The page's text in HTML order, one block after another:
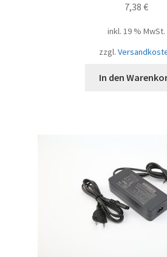
7,38 €
inkl. 19 % MwSt.
zzgl.
In den